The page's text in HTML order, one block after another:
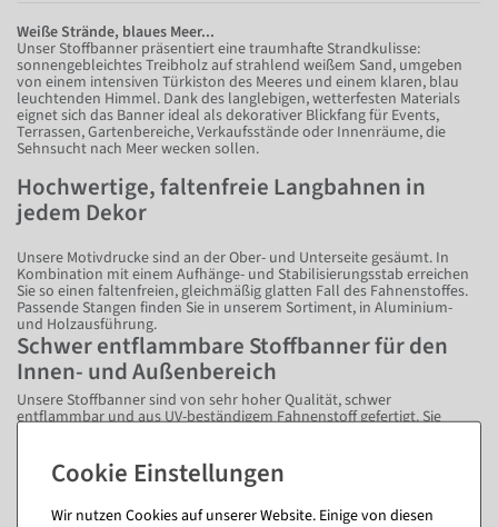
Weiße Strände, blaues Meer...
Unser Stoffbanner präsentiert eine traumhafte Strandkulisse:
sonnengebleichtes Treibholz auf strahlend weißem Sand, umgeben
von einem intensiven Türkiston des Meeres und einem klaren, blau
leuchtenden Himmel. Dank des langlebigen, wetterfesten Materials
eignet sich das Banner ideal als dekorativer Blickfang für Events,
Terrassen, Gartenbereiche, Verkaufsstände oder Innenräume, die
Sehnsucht nach Meer wecken sollen.
Hochwertige, faltenfreie Langbahnen in
jedem Dekor
Unsere Motivdrucke sind an der Ober- und Unterseite gesäumt. In
Kombination mit einem Aufhänge- und Stabilisierungsstab erreichen
Sie so einen faltenfreien, gleichmäßig glatten Fall des Fahnenstoffes.
Passende Stangen finden Sie in unserem Sortiment, in Aluminium-
und Holzausführung.
Schwer entflammbare Stoffbanner für den
Innen- und Außenbereich
Unsere Stoffbanner sind von sehr hoher Qualität, schwer
entflammbar und aus UV-beständigem Fahnenstoff gefertigt. Sie
aufhängen.
Kontaktieren Sie uns, wenn Sie die Zertifikate für Ihre Dokumente
Wir nutzen Cookies auf unserer Website. Einige von diesen